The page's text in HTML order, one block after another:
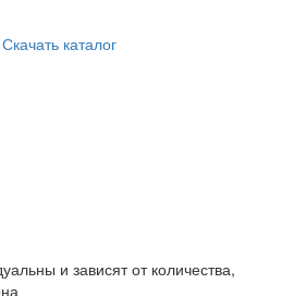
Скачать каталог
и зависят от количества,